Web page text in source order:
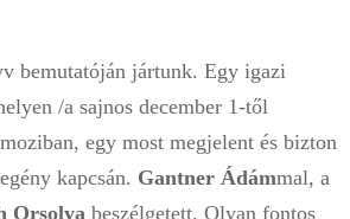
bemutatóján jártunk. Egy igazi
/a sajnos december 1-től
egy most megjelent és bizton
kapcsán. Gantner Ádámmal, a
Orsolya beszélgetett. Olyan fontos